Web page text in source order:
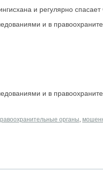
и регулярно спасает
и в
и в
органы,